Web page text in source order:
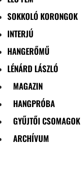
SOKKOLÓ KORONGOK
INTERJÚ
HANGERŐMŰ
LÉNÁRD LÁSZLÓ
MAGAZIN
HANGPRÓBA
GYŰJTŐI CSOMAGOK
ARCHÍVUM